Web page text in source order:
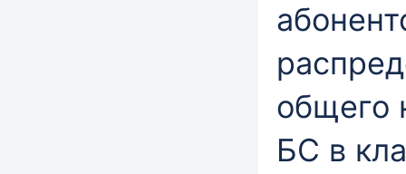
общего
БС в